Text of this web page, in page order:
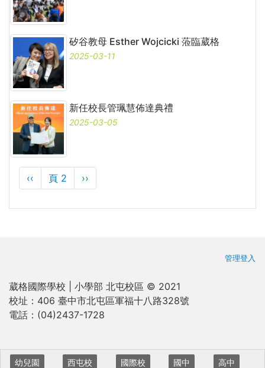
校區捷徑
幼兒園 西屯校 國際校 國中 高中
矽谷教母 Esther Wojcicki 蒞臨葳格
2025-03-11
新任校長管珮慧佈達典禮
2025-03-05
Pagination
Previous
page
‹‹ 頁 2
下
一
››
使用
管理登入
葳格國際學校 | 小學部 北屯校區 © 2021
校址： 406 臺中市北屯區軍福十八路328號
電話： (04)2437-1728